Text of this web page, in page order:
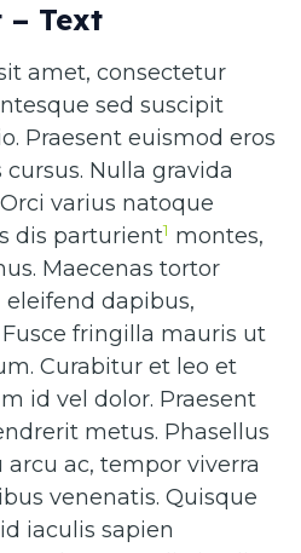
– Text
amet, consectetur
sed suscipit
Praesent euismod eros
Nulla gravida
varius natoque
dis parturient1 montes,
Maecenas tortor
dapibus,
fringilla mauris ut
Curabitur et leo et
id vel dolor. Praesent
metus. Phasellus
ac, tempor viverra
venenatis. Quisque
iaculis sapien